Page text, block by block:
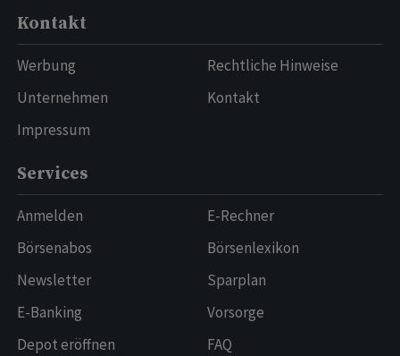
Kontakt
Werbung
Unternehmen
Impressum
Rechtliche Hinweise
Kontakt
Services
Anmelden
Börsenabos
Newsletter
E-Banking
Depot eröffnen
E-Rechner
Börsenlexikon
Sparplan
Vorsorge
FAQ